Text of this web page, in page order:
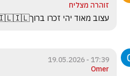
זוהרה מצליח
עצוב מאוד יהי זכרו ברוך🇮🇱🇮🇱💔💔😭😭
17:39 - 19.05.2026
Omer